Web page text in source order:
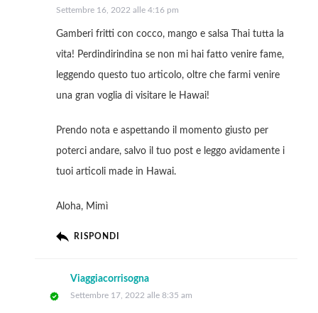
Settembre 16, 2022 alle 4:16 pm
Gamberi fritti con cocco, mango e salsa Thai tutta la
vita! Perdindirindina se non mi hai fatto venire fame,
leggendo questo tuo articolo, oltre che farmi venire
una gran voglia di visitare le Hawai!
Prendo nota e aspettando il momento giusto per
poterci andare, salvo il tuo post e leggo avidamente i
tuoi articoli made in Hawai.
Aloha, Mimì
RISPONDI
Viaggiacorrisogna
Settembre 17, 2022 alle 8:35 am